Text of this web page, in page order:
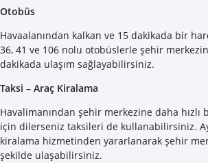
Otobüs
Havaalanından kalkan ve 15 dakikada bir
36, 41 ve 106 nolu otobüslerle şehir
dakikada ulaşım sağlayabilirsiniz.
Taksi – Araç Kiralama
Havalimanından şehir merkezine daha hızlı
için dilerseniz taksileri de kullanabilirsiniz.
kiralama hizmetinden yararlanarak şehir
şekilde ulaşabilirsiniz.